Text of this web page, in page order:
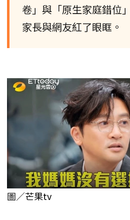
卷」與「原生家庭錯位
家長與網友紅了眼眶。
圖／芒果tv